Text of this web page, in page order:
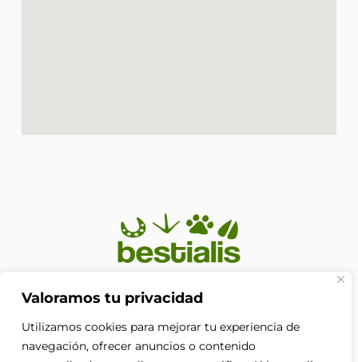
Valoramos tu privacidad
Utilizamos cookies para mejorar tu experiencia de
navegación, ofrecer anuncios o contenido
En Bestialis unimos calidad, confianza y pasión por los
merecen. Porque su bienestar no es solo nuestra
prioridad, es nuestra razón de ser.